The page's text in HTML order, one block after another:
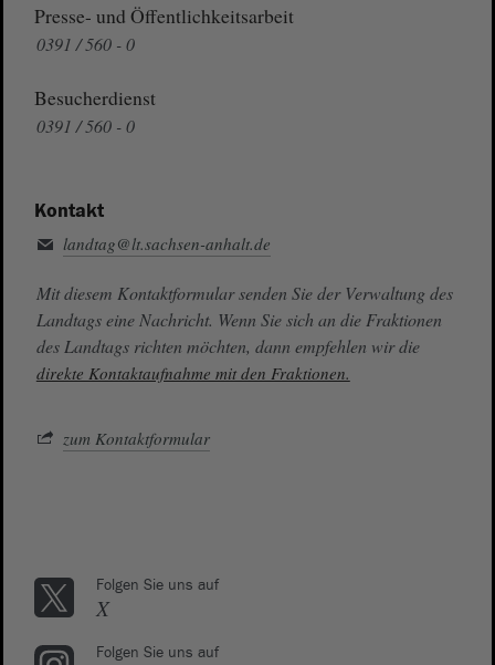
Presse- und Öffentlichkeitsarbeit
0391 / 560 - 0
Besucherdienst
0391 / 560 - 0
Kontakt
landtag@lt.sachsen-anhalt.de
Mit diesem Kontaktformular senden Sie der Verwaltung des
Landtags eine Nachricht. Wenn Sie sich an die Fraktionen
des Landtags richten möchten, dann empfehlen wir die
direkte Kontaktaufnahme mit den Fraktionen.
zum Kontaktformular
Folgen Sie uns auf
X
Folgen Sie uns auf